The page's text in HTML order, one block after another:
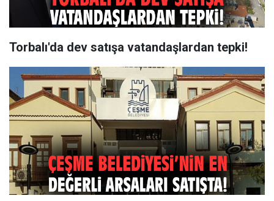
Torbalı'da dev satışa vatandaşlardan tepki!